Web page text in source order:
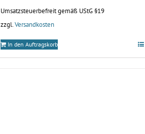
Umsatzsteuerbefreit gemäß UStG §19
zzgl.Versandkosten
In den Auftragskorb